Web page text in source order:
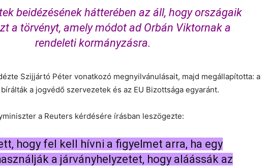
beidézésének hátterében az áll, hogy országaik
a törvényt, amely módot ad Orbán Viktornak a
rendeleti kormányzásra.
Szijjártó Péter vonatkozó megnyilvánulásait, majd megállapította: a
a jogvédő szervezetek és az EU Bizottsága egyaránt.
a Reuters kérdésére írásban leszögezte:
hogy fel kell hívni a figyelmet arra, ha egy
a járványhelyzetet, hogy aláássák az